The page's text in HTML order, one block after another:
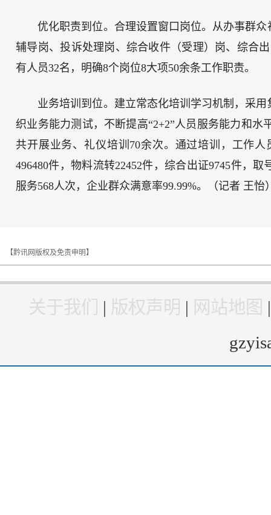
优化职责到位。合理设置窗口岗位。从办事群
辅导岗、投诉处理岗、综合收件（受理）岗、综合
有人员32名，明确8个岗位8大项50余条工作职责。
业务培训到位。建立常态化培训学习机制，采
织业务能力测试，不断提高“2+2”人员服务能力和水
共开展业务、礼仪培训70余次。通过培训，工作
496480件，物料流转22452件，综合出证9745件，
服务568人次，企业群众满意率99.99%。（记者 王怡
【黔讯网版权及免责申明】
关于我们 | 版权声明 | 网站地图